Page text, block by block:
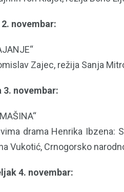
novembar:
Zajec, režija Sanja
3. novembar:
drama Henrika Ibzena:
Vukotić, Crnogorsko
4. novembar: